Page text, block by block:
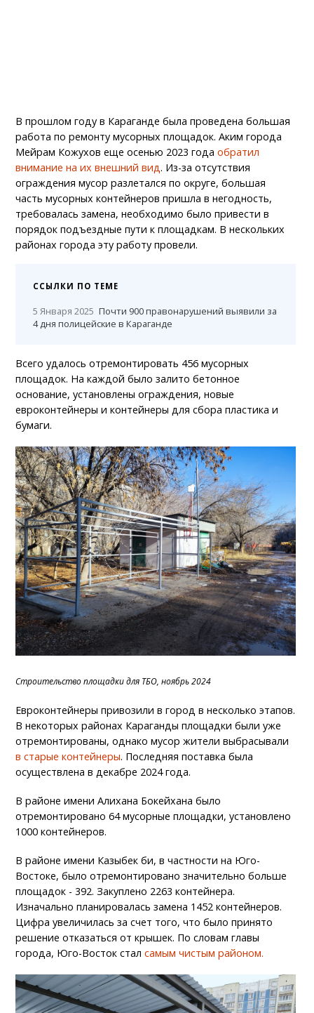
В прошлом году в Караганде была проведена большая
работа по ремонту мусорных площадок. Аким города
Мейрам Кожухов еще осенью 2023 годаобратил
внимание на их внешний вид . Из-за отсутствия
ограждения мусор разлетался по округе, большая
часть мусорных контейнеров пришла в негодность,
требовалась замена, необходимо было привести в
порядок подъездные пути к площадкам. В нескольких
районах города эту работу провели.
ССЫЛКИ ПО ТЕМЕ
5 Января 2025 Почти 900 правонарушений выявили за
4 дня полицейские в Караганде
Всего удалось отремонтировать 456 мусорных
площадок. На каждой было залито бетонное
основание, установлены ограждения, новые
евроконтейнеры и контейнеры для сбора пластика и
бумаги.
Строительство площадки для ТБО, ноябрь 2024
Евроконтейнеры привозили в город в несколько этапов.
В некоторых районах Караганды площадки были уже
отремонтированы, однако мусор жители выбрасывали
в старые контейнеры. Последняя поставка была
осуществлена в декабре 2024 года.
В районе имени Алихана Бокейхана было
отремонтировано 64 мусорные площадки, установлено
1000 контейнеров.
В районе имени Казыбек би, в частности на Юго-
Востоке, было отремонтировано значительно больше
площадок - 392. Закуплено 2263 контейнера.
Изначально планировалась замена 1452 контейнеров.
Цифра увеличилась за счет того, что было принято
решение отказаться от крышек. По словам главы
города, Юго-Восток сталсамым чистым районом.